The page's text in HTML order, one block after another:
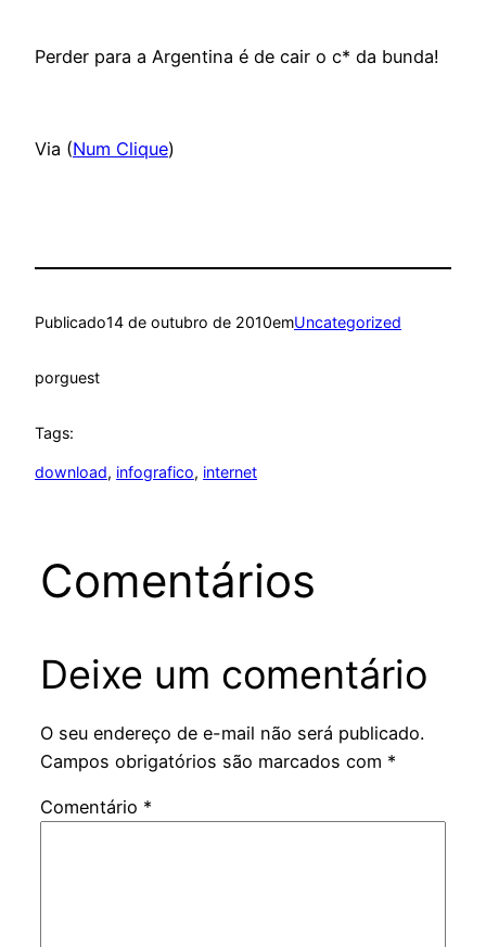
Perder para a Argentina é de cair o c* da bunda!
Via (Num Clique)
Publicado14 de outubro de 2010emUncategorized
porguest
Tags:
download, infografico, internet
Comentários
Deixe um comentário
O seu endereço de e-mail não será publicado.
Campos obrigatórios são marcados com *
Comentário *